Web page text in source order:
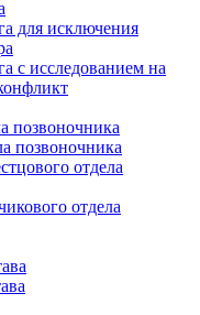
для исключения
с исследованием на
позвоночника
позвоночника
отдела
отдела